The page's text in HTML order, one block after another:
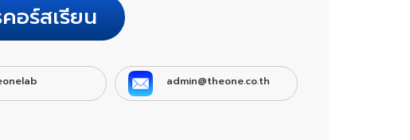
อร์สเรียน
admin@theone.co.th